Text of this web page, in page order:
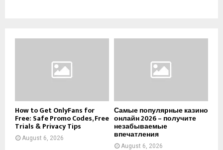
How to Get OnlyFans for
Free: Safe Promo Codes, Free
Trials & Privacy Tips
August 6, 2026
Самые популярные казино
онлайн 2026 – получите
незабываемые
впечатления
August 6, 2026